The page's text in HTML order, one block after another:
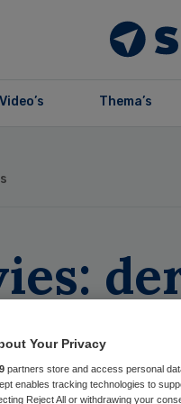
Video’s Thema’s
Your Privacy
partners store and access personal
enables tracking technologies to
Reject All or withdrawing your